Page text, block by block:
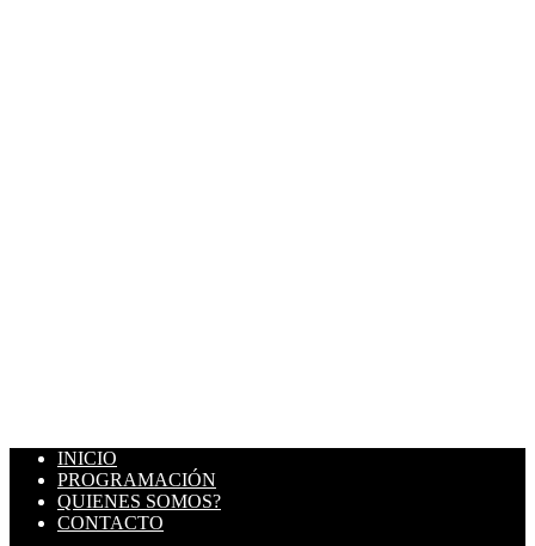
INICIO
PROGRAMACIÓN
QUIENES SOMOS?
CONTACTO